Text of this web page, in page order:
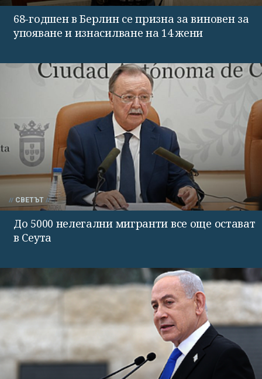
68-годшен в Берлин се призна за виновен за
упояване и изнасилване на 14 жени
СВЕТЪТ
До 5000 нелегални мигранти все още остават
в Сеута